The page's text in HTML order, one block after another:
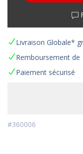
Livraison Globale*
Remboursement de
Paiement sécurisé
#360006